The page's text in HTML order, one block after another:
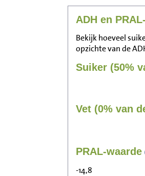
ADH en
Bekijk hoeveel
opzichte van de
Suiker (50%
Vet (0% van
PRAL-waarde
-14,8